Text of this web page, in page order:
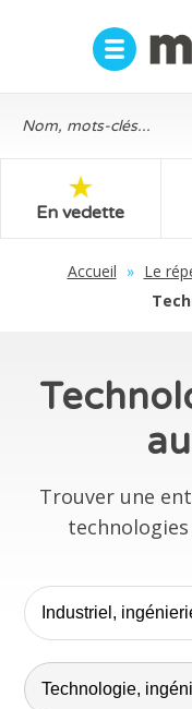
En vedette
Accueil » Le
Trouver une